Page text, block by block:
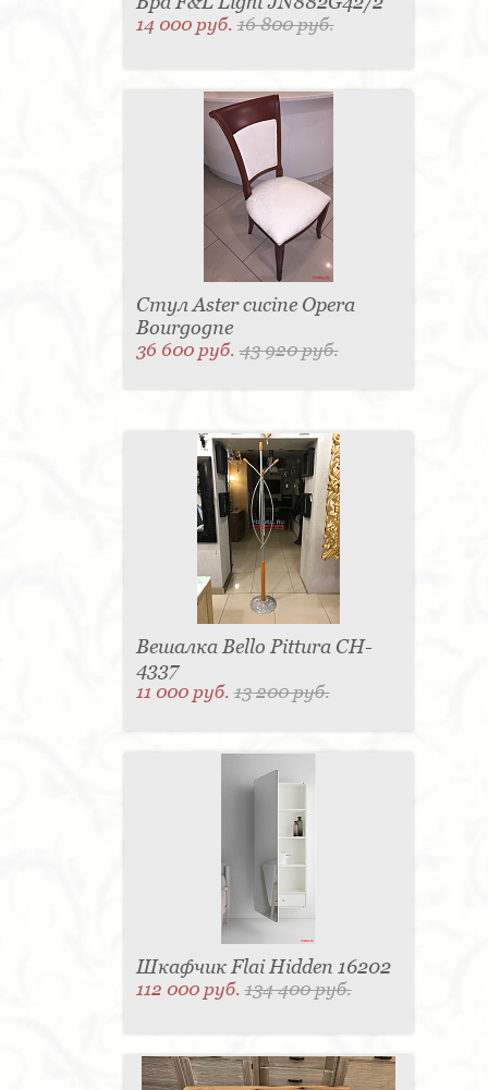
14 000 руб.16 800 руб.
Стул Aster cucine Opera
Bourgogne
36 600 руб.43 920 руб.
Вешалка Bello Pittura CH-
4337
11 000 руб.13 200 руб.
Шкафчик Flai Hidden 16202
112 000 руб.134 400 руб.